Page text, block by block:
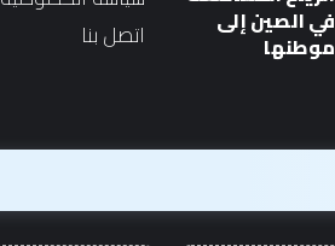
الجديد
الجديدفي الصين إلى
موطنها
اتصل بنا